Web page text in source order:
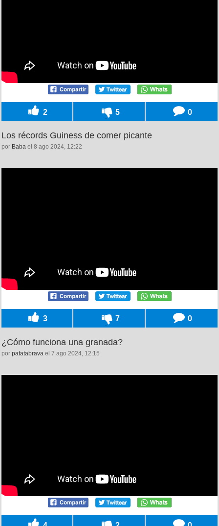
2 5 0
Los récords Guiness de comer picante
por Baba el 8 ago 2024, 12:22
3 7 0
¿Cómo funciona una granada?
por patatabrava el 7 ago 2024, 12:15